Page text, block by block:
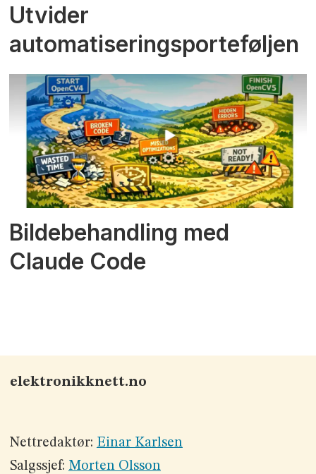
Utvider
automatiseringsporteføljen
Bildebehandling med
Claude Code
elektronikknett.no
Nettredaktør: Einar Karlsen
Salgssjef: Morten Olsson